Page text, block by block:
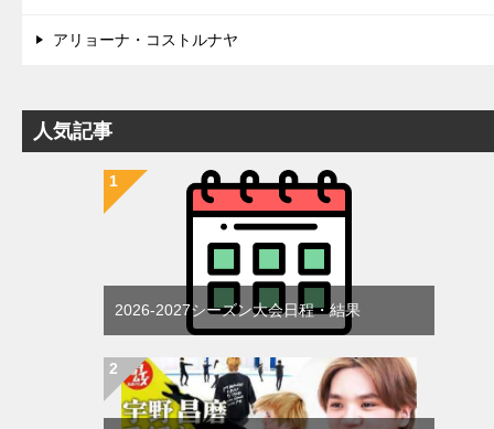
アリョーナ・コストルナヤ
人気記事
2026-2027シーズン大会日程・結果